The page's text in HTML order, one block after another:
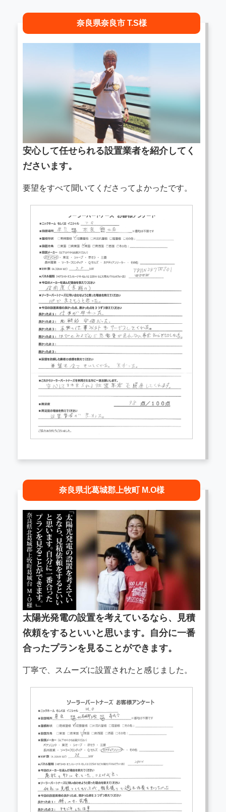
奈良県奈良市 T.S様
安心して任せられる設置業者を紹介してく
ださいます。
要望をすべて聞いてくださってよかったです。
奈良県北葛城郡上牧町 M.O様
太陽光発電の設置を考えているなら、見積
依頼をするといいと思います。自分に一番
合ったプランを見ることができます。
丁寧で、スムーズに設置されたと感じました。